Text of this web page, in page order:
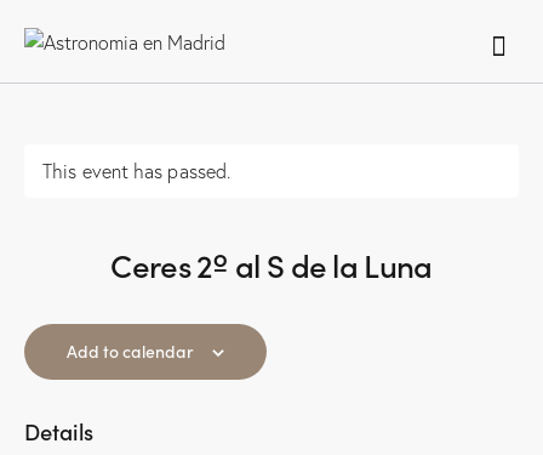
This event has passed.
Ceres 2º al S de la Luna
Add to calendar
Details